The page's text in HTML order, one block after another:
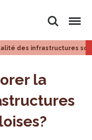
Search Menu
des infrastructures
la